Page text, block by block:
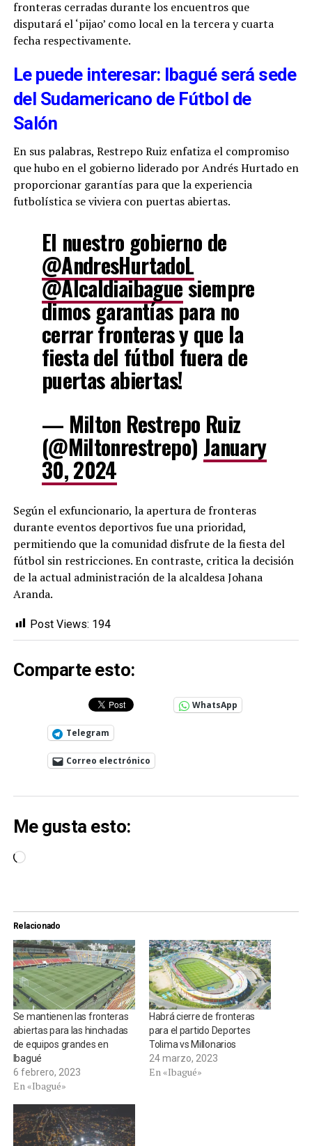
fronteras cerradas durante los encuentros que
disputará el ‘pijao’ como local en la tercera y cuarta
fecha respectivamente.
Le puede interesar: Ibagué será sede
del Sudamericano de Fútbol de
Salón
En sus palabras, Restrepo Ruiz enfatiza el compromiso
que hubo en el gobierno liderado por Andrés Hurtado en
proporcionar garantías para que la experiencia
futbolística se viviera con puertas abiertas.
El nuestro gobierno de
@AndresHurtadoL
@Alcaldiaibaguesiempre
dimos garantías para no
cerrar fronteras y que la
fiesta del fútbol fuera de
puertas abiertas!
— Milton Restrepo Ruiz
(@Miltonrestrepo) January
30, 2024
Según el exfuncionario, la apertura de fronteras
durante eventos deportivos fue una prioridad,
permitiendo que la comunidad disfrute de la fiesta del
fútbol sin restricciones. En contraste, critica la decisión
de la actual administración de la alcaldesa Johana
Aranda.
Post Views: 194
Comparte esto:
WhatsApp
Telegram
Correo electrónico
Me gusta esto:
Cargando...
Relacionado
Se mantienen las fronteras
abiertas para las hinchadas
de equipos grandes en
Ibagué
6 febrero, 2023
En «Ibagué»
Habrá cierre de fronteras
para el partido Deportes
Tolima vs Millonarios
24 marzo, 2023
En «Ibagué»